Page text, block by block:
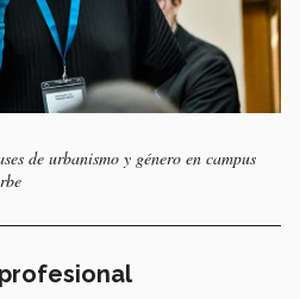
de urbanismo y género en campus